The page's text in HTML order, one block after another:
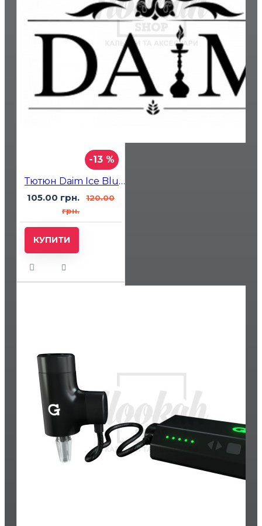
-13 %
Тютюн Daim Ice Blueberry (Льод Чорниця) 50 гр
105.00 грн.
120.00
грн.
КУПИТИ